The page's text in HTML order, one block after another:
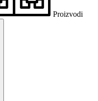
Proizvodi